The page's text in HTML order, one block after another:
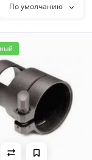
По умолчанию